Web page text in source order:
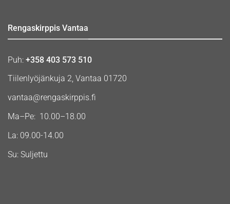
Rengaskirppis Vantaa
Puh: +358 403 573 510
Tiilenlyöjänkuja 2, Vantaa 01720
vantaa@rengaskirppis.fi
Ma–Pe: 10.00–18.00
La: 09.00-14.00
Su: Suljettu